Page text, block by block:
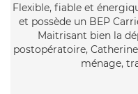
Flexible, fiable et
et possède un BEP
Maitrisant bien la
postopératoire,
ménage,